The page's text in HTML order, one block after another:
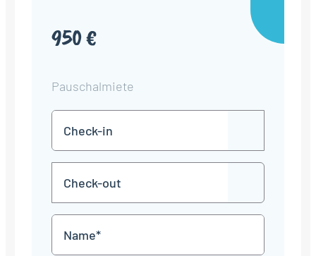
950 €
Pauschalmiete
in
TT
Punkt
MM
JJJJ
TT
Punkt
MM
JJJJ